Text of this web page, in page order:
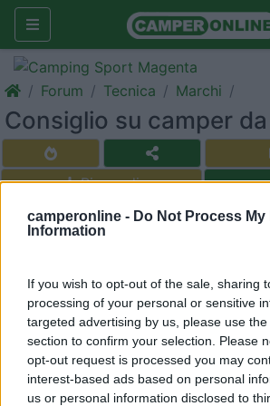
camperonline - Do Not Process My
Information
If you wish to opt-out of the sale, sharing
processing of your personal or sensitive
targeted advertising by us, please use
section to confirm your selection. Please
opt-out request is processed you may
interest-based ads based on personal
us or personal information disclosed to
Forum Tecnica Marchi
Consiglio su camper
Rispondi
< 1 >
Inserito il21/07/2017 alle:22:50:10
Ciao a tutti da un paio di mesi abbiamo
di acquistare un camper usato volevo
cosa acquistare premesso che ho visto un
un bimar tutti e due del 2006
cosa mi consigliate